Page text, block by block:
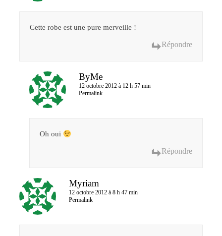
Cette robe est une pure merveille !
Répondre
ByMe
12 octobre 2012 à 12 h 57 min
Permalink
Oh oui
Répondre
Myriam
12 octobre 2012 à 8 h 47 min
Permalink